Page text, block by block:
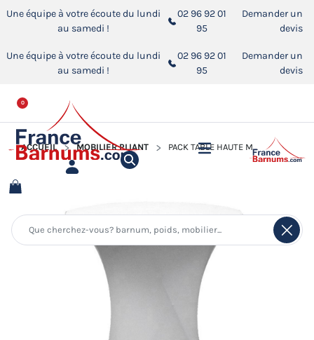
Une équipe à votre écoute du lundi
au samedi !
02 96 92 01
95
Demander un
devis
Une équipe à votre écoute du lundi
au samedi !
02 96 92 01
95
Demander un
devis
0
ACCUEIL MOBILIER PLIANT PACK TABLE HAUTE MANGE-DEBOUT PLIANT + HOUSSE